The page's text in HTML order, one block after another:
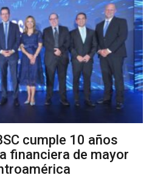
cumple 10 años
financiera de mayor